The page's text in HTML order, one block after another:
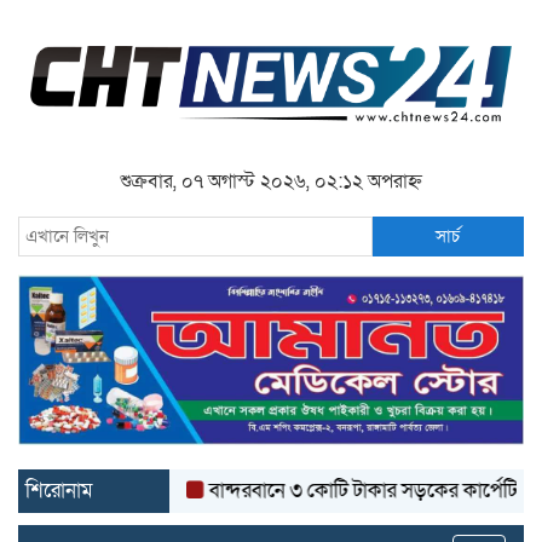
শুক্রবার, ০৭ অগাস্ট ২০২৬, ০২:১২ অপরাহ্ন
সার্চ
শিরোনাম বান্দরবানে ৩ কোটি টাকার সড়কের কার্পেটিং উঠে